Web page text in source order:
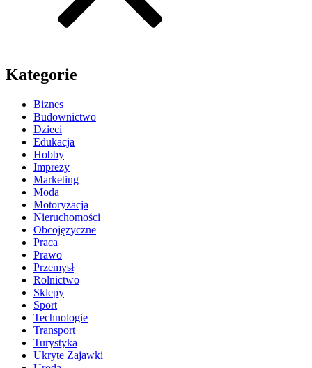
Kategorie
Biznes
Budownictwo
Dzieci
Edukacja
Hobby
Imprezy
Marketing
Moda
Motoryzacja
Nieruchomości
Obcojęzyczne
Praca
Prawo
Przemysł
Rolnictwo
Sklepy
Sport
Technologie
Transport
Turystyka
Ukryte Zajawki